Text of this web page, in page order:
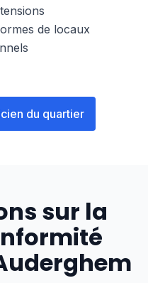
de locaux
du quartier
sur la